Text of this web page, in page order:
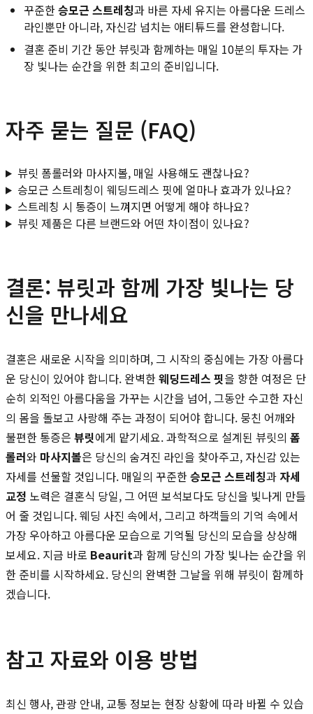
꾸준한승모근 스트레칭과 바른 자세 유지는 아름다운 드레스
라인뿐만 아니라, 자신감 넘치는 애티튜드를 완성합니다.
결혼 준비 기간 동안 뷰릿과 함께하는 매일 10분의 투자는 가
장 빛나는 순간을 위한 최고의 준비입니다.
자주 묻는 질문 (FAQ)
뷰릿 폼롤러와 마사지볼, 매일 사용해도 괜찮나요?
승모근 스트레칭이 웨딩드레스 핏에 얼마나 효과가 있나요?
스트레칭 시 통증이 느껴지면 어떻게 해야 하나요?
뷰릿 제품은 다른 브랜드와 어떤 차이점이 있나요?
결론: 뷰릿과 함께 가장 빛나는 당
신을 만나세요
결혼은 새로운 시작을 의미하며, 그 시작의 중심에는 가장 아름다
운 당신이 있어야 합니다. 완벽한웨딩드레스 핏을 향한 여정은 단
순히 외적인 아름다움을 가꾸는 시간을 넘어, 그동안 수고한 자신
의 몸을 돌보고 사랑해 주는 과정이 되어야 합니다. 뭉친 어깨와
불편한 통증은 뷰릿에게 맡기세요. 과학적으로 설계된 뷰릿의 폼
롤러와 마사지볼은 당신의 숨겨진 라인을 찾아주고, 자신감 있는
자세를 선물할 것입니다. 매일의 꾸준한승모근 스트레칭과 자세
교정 노력은 결혼식 당일, 그 어떤 보석보다도 당신을 빛나게 만들
어 줄 것입니다. 웨딩 사진 속에서, 그리고 하객들의 기억 속에서
가장 우아하고 아름다운 모습으로 기억될 당신의 모습을 상상해
보세요. 지금 바로 Beaurit과 함께 당신의 가장 빛나는 순간을 위
한 준비를 시작하세요. 당신의 완벽한 그날을 위해 뷰릿이 함께하
겠습니다.
참고 자료와 이용 방법
최신 행사, 관광 안내, 교통 정보는 현장 상황에 따라 바뀔 수 있습